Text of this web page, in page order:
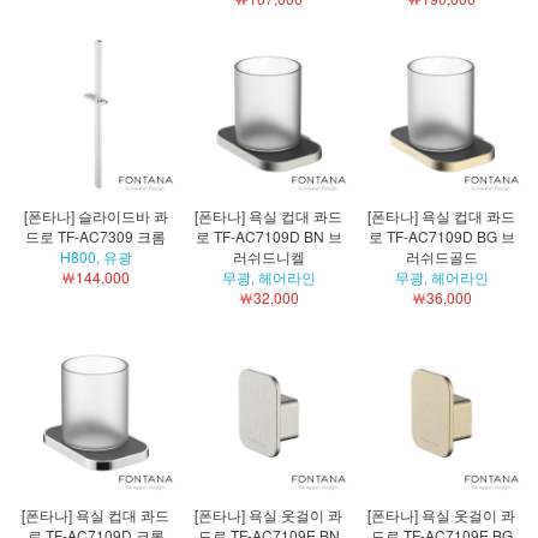
[폰타나] 슬라이드바 콰
드로 TF-AC7309 크롬
H800, 유광
￦144,000
[폰타나] 욕실 컵대 콰드
로 TF-AC7109D BN 브
러쉬드니켈
무광, 헤어라인
￦32,000
[폰타나] 욕실 컵대 콰드
로 TF-AC7109D BG 브
러쉬드골드
무광, 헤어라인
￦36,000
[폰타나] 욕실 컵대 콰드
[폰타나] 욕실 옷걸이 콰
[폰타나] 욕실 옷걸이 콰